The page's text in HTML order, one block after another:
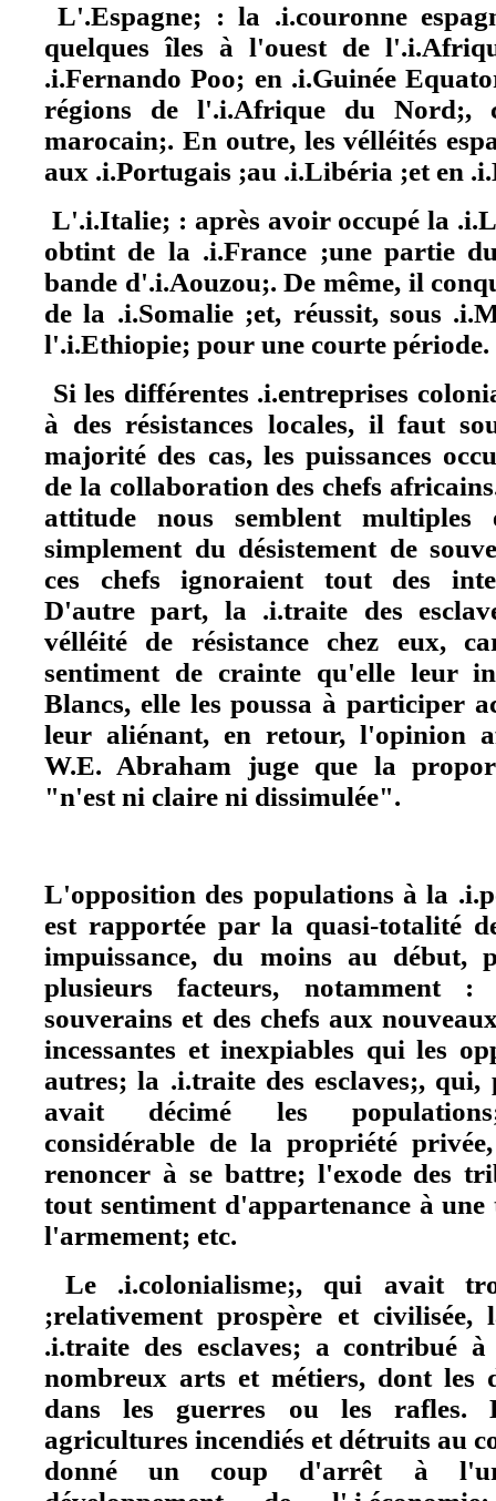
L'.Espagne; : la .i.couronne
quelques îles à l'ouest de
.i.Fernando Poo; en .i.Guinée
régions de l'.i.Afrique du Nord;,
marocain;. En outre, les vélléités
aux .i.Portugais ;au .i.Libéria ;et en
L'.i.Italie; : après avoir occupé la
obtint de la .i.France ;une partie
bande d'.i.Aouzou;. De même, il
de la .i.Somalie ;et, réussit, sous
l'.i.Ethiopie; pour une courte période.
Si les différentes .i.entreprises
à des résistances locales, il faut
majorité des cas, les puissances
de la collaboration des chefs
attitude nous semblent
simplement du désistement de
ces chefs ignoraient tout des
D'autre part, la .i.traite des
vélléité de résistance chez eux,
sentiment de crainte qu'elle leur
Blancs, elle les poussa à participer
leur aliénant, en retour, l'opinion
W.E. Abraham juge que la
"n'est ni claire ni dissimulée".
L'opposition des populations à la
est rapportée par la quasi-totalité
impuissance, du moins au début,
plusieurs facteurs, notamment :
souverains et des chefs aux
incessantes et inexpiables qui les
autres; la .i.traite des esclaves;, qui,
avait décimé les
considérable de la propriété
renoncer à se battre; l'exode des
tout sentiment d'appartenance à
l'armement; etc.
Le .i.colonialisme;, qui avait
;relativement prospère et civilisée,
.i.traite des esclaves; a contribué à
nombreux arts et métiers, dont les
dans les guerres ou les rafles.
agricultures incendiés et détruits au
donné un coup d'arrêt à